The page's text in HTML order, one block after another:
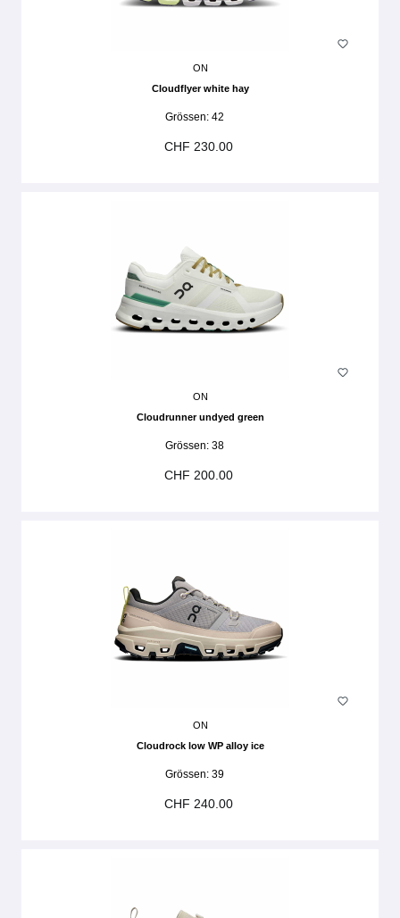
ON
Cloudflyer white hay
Grössen: 42
CHF 230.00
ON
Cloudrunner undyed green
Grössen: 38
CHF 200.00
ON
Cloudrock low WP alloy ice
Grössen: 39
CHF 240.00